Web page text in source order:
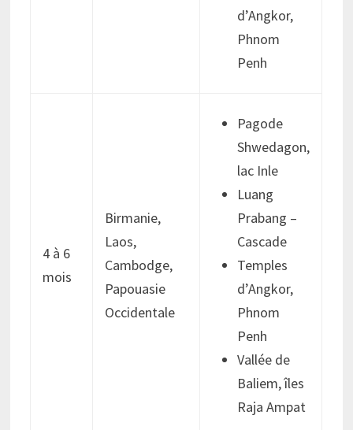
d’Angkor,
Phnom
Penh
4 à 6
mois
Birmanie,
Laos,
Cambodge,
Papouasie
Occidentale
Pagode
Shwedagon,
lac Inle
Luang
Prabang –
Cascade
Temples
d’Angkor,
Phnom
Penh
Vallée de
Baliem, îles
Raja Ampat